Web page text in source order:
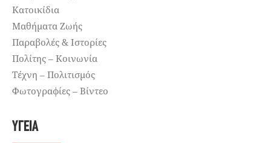
Κατοικίδια
Μαθήματα Ζωής
Παραβολές & Ιστορίες
Πολίτης – Κοινωνία
Τέχνη – Πολιτισμός
Φωτογραφίες – Βίντεο
ΥΓΕΊΑ